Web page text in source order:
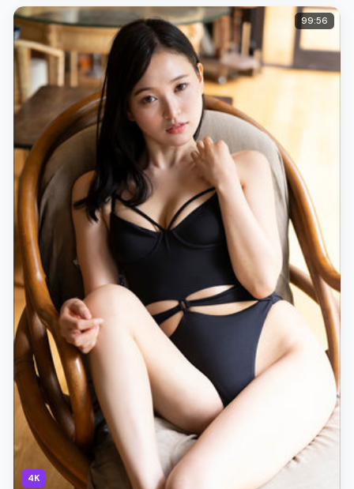
4K
99:56